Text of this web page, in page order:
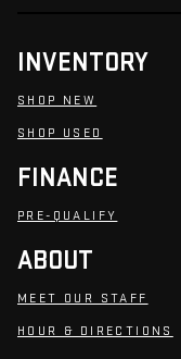
INVENTORY
SHOP NEW
SHOP USED
FINANCE
PRE-QUALIFY
ABOUT
MEET OUR STAFF
HOUR & DIRECTIONS